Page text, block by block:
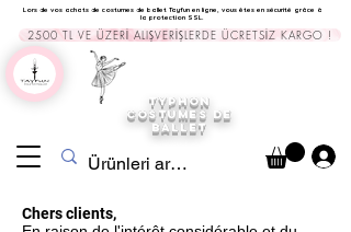
Lors de vos achats de costumes de ballet Tayfun en ligne, vous êtes en sécurité grâce à
la protection SSL.
2500 TL VE ÜZERİ ALIŞVERİŞLERDE ÜCRETSİZ KARGO !
TYPHON
COSTUMES DE
BALLET
Chers clients,